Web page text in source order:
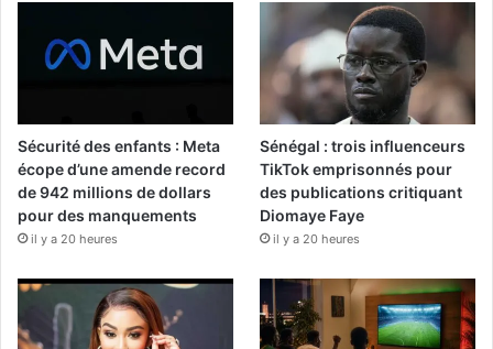
Sécurité des enfants : Meta
écope d’une amende record
de 942 millions de dollars
pour des manquements
il y a 20 heures
Sénégal : trois influenceurs
TikTok emprisonnés pour
des publications critiquant
Diomaye Faye
il y a 20 heures